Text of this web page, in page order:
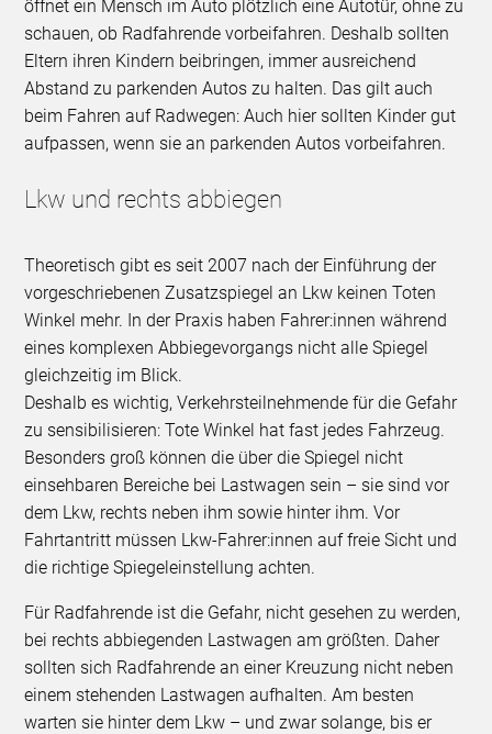
öffnet ein Mensch im Auto plötzlich eine Autotür, ohne zu
schauen, ob Radfahrende vorbeifahren. Deshalb sollten
Eltern ihren Kindern beibringen, immer ausreichend
Abstand zu parkenden Autos zu halten. Das gilt auch
beim Fahren auf Radwegen: Auch hier sollten Kinder gut
aufpassen, wenn sie an parkenden Autos vorbeifahren.
Lkw und rechts abbiegen
Theoretisch gibt es seit 2007 nach der Einführung der
vorgeschriebenen Zusatzspiegel an Lkw keinen Toten
Winkel mehr. In der Praxis haben Fahrer:innen während
eines komplexen Abbiegevorgangs nicht alle Spiegel
gleichzeitig im Blick.
Deshalb es wichtig, Verkehrsteilnehmende für die Gefahr
zu sensibilisieren: Tote Winkel hat fast jedes Fahrzeug.
Besonders groß können die über die Spiegel nicht
einsehbaren Bereiche bei Lastwagen sein – sie sind vor
dem Lkw, rechts neben ihm sowie hinter ihm. Vor
Fahrtantritt müssen Lkw-Fahrer:innen auf freie Sicht und
die richtige Spiegeleinstellung achten.
Für Radfahrende ist die Gefahr, nicht gesehen zu werden,
bei rechts abbiegenden Lastwagen am größten. Daher
sollten sich Radfahrende an einer Kreuzung nicht neben
einem stehenden Lastwagen aufhalten. Am besten
warten sie hinter dem Lkw – und zwar solange, bis er